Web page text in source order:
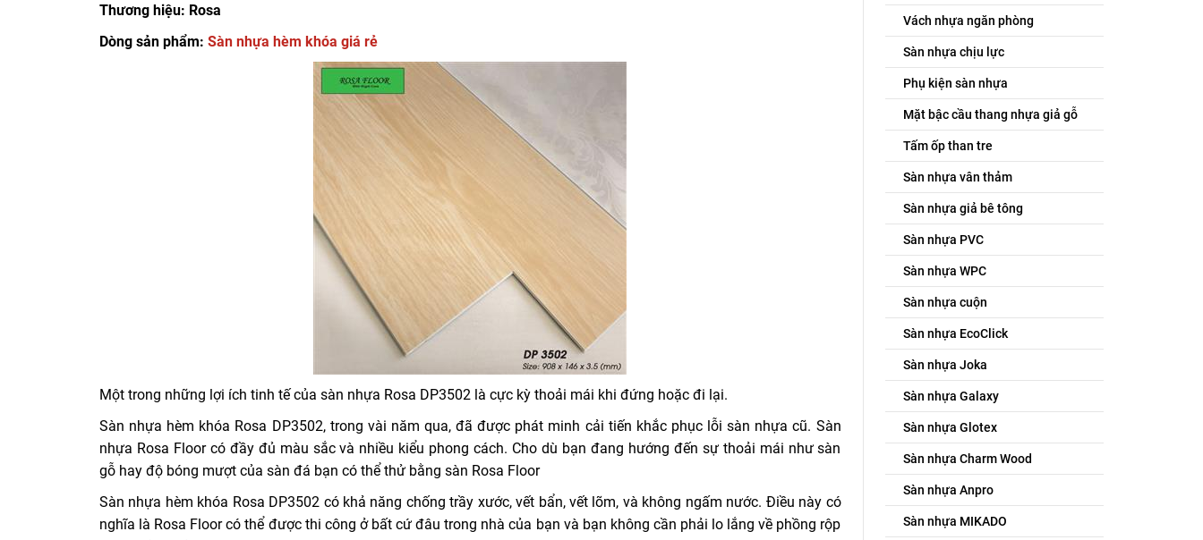
Thương hiệu: Rosa
Dòng sản phẩm: Sàn nhựa hèm khóa giá rẻ
Một trong những lợi ích tinh tế của sàn nhựa Rosa DP3502 là cực kỳ thoải mái khi đứng hoặc đi lại.
Sàn nhựa hèm khóa Rosa DP3502, trong vài năm qua, đã được phát minh cải tiến khắc phục lỗi sàn nhựa cũ. Sàn
nhựa Rosa Floor có đầy đủ màu sắc và nhiều kiểu phong cách. Cho dù bạn đang hướng đến sự thoải mái như sàn
gỗ hay độ bóng mượt của sàn đá bạn có thể thử bằng sàn Rosa Floor
Sàn nhựa hèm khóa Rosa DP3502 có khả năng chống trầy xước, vết bẩn, vết lõm, và không ngấm nước. Điều này có
nghĩa là Rosa Floor có thể được thi công ở bất cứ đâu trong nhà của bạn và bạn không cần phải lo lắng về phồng rộp
Vách nhựa ngăn phòng
Sàn nhựa chịu lực
Phụ kiện sàn nhựa
Mặt bậc cầu thang nhựa giả gỗ
Tấm ốp than tre
Sàn nhựa vân thảm
Sàn nhựa giả bê tông
Sàn nhựa PVC
Sàn nhựa WPC
Sàn nhựa cuộn
Sàn nhựa EcoClick
Sàn nhựa Joka
Sàn nhựa Galaxy
Sàn nhựa Glotex
Sàn nhựa Charm Wood
Sàn nhựa Anpro
Sàn nhựa MIKADO